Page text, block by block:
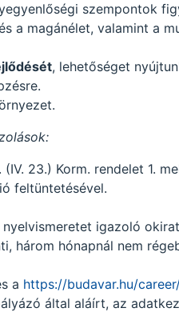
szempontok
a magánélet, valamint a
, lehetőséget
23.) Korm. rendelet 1.
feltüntetésével.
igazoló
három hónapnál nem
a https://budavar.hu/
által aláírt, az